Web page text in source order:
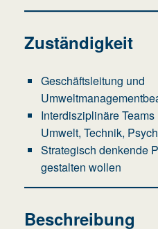
Zuständigkeit
Geschäftsleitung und
Interdisziplinäre
Umwelt, Technik,
Strategisch denkende
gestalten wollen
Beschreibung